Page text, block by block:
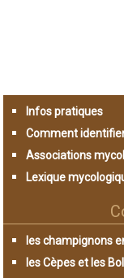
Infos pratiques
Comment
Associations
Lexique
les champignons
les Cèpes et les